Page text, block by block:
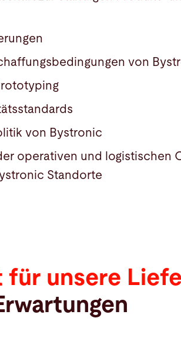
von
von Bystronic
operativen und logistischen
Standorte
unsere